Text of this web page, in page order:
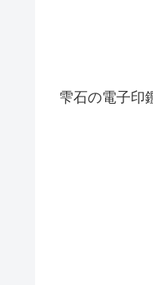
雫石の電子印